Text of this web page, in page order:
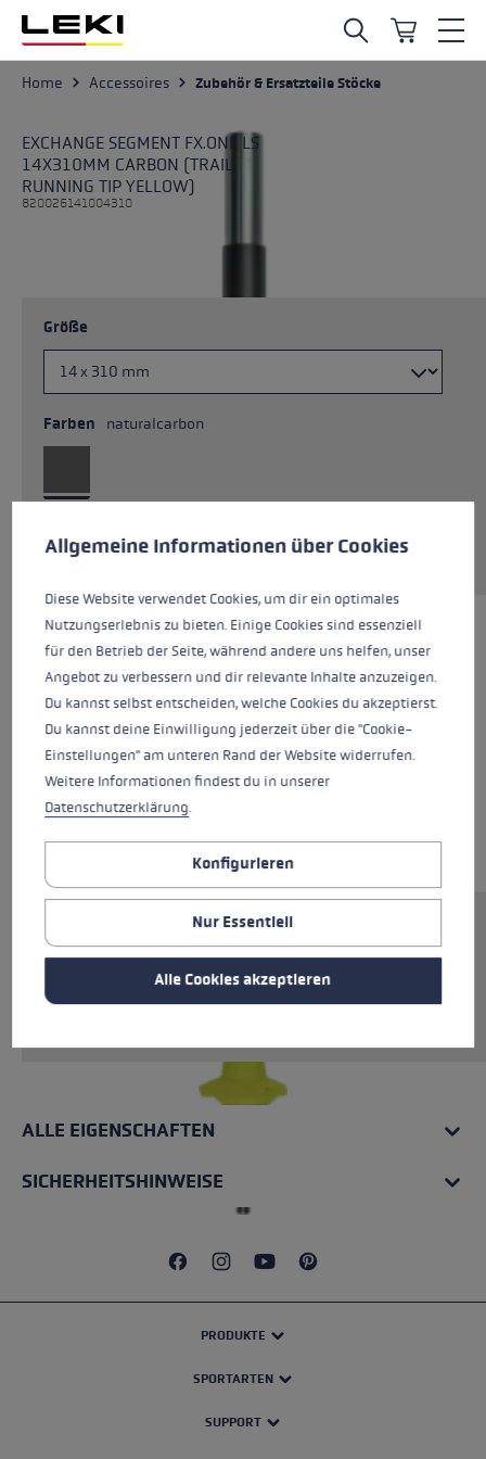
Zum Hauptinhalt springen
Home Accessoires Zubehör & Ersatzteile Stöcke
EXCHANGE SEGMENT FX.ONE LS
14X310MM CARBON (TRAIL
RUNNING TIP YELLOW)
820026141004310
Größe
Farben naturalcarbon
Ersatzteil anfragen
Stöcke. Abmessungen: 14x310mm.
Rohrmaterial: Carbon. Inkl. vormontierter Trail
ALLE EIGENSCHAFTEN
SICHERHEITSHINWEISE
PRODUKTE
SPORTARTEN
SUPPORT
Cookie-Voreinstellungen
Allgemeine Informationen über Cookies
Diese Website verwendet Cookies, um dir ein optimales
Nutzungserlebnis zu bieten. Einige Cookies sind essenziell
für den Betrieb der Seite, während andere uns helfen, unser
Angebot zu verbessern und dir relevante Inhalte anzuzeigen.
Du kannst selbst entscheiden, welche Cookies du akzeptierst.
Du kannst deine Einwilligung jederzeit über die "Cookie-
Einstellungen" am unteren Rand der Website widerrufen.
Weitere Informationen findest du in unserer
Datenschutzerklärung.
Konfigurieren
Nur Essentiell
Alle Cookies akzeptieren